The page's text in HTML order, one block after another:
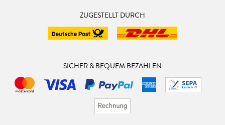
ZUGESTELLT DURCH
SICHER & BEQUEM BEZAHLEN